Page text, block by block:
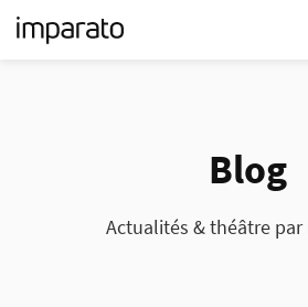
Blog
Actualités & théâtre